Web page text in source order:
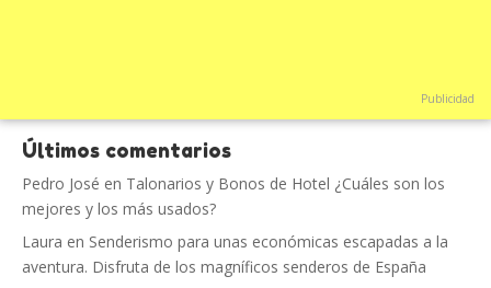
Publicidad
Últimos comentarios
Pedro José en Talonarios y Bonos de Hotel ¿Cuáles son los
mejores y los más usados?
Laura en Senderismo para unas económicas escapadas a la
aventura. Disfruta de los magníficos senderos de España